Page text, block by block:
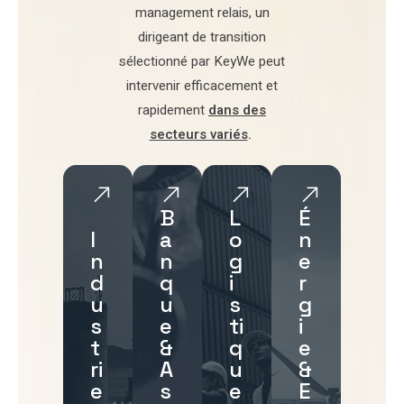
management relais, un
dirigeant de transition
sélectionné par KeyWe peut
intervenir efficacement et
rapidement dans des
secteurs variés.
I
n
d
u
s
t
ri
e
B
a
n
q
u
e
&
A
s
L
o
g
i
s
ti
q
u
e
É
n
e
r
g
i
e
&
E